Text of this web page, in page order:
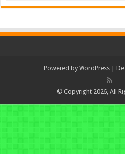
Powered by WordPress |
© Copyright 2026, All